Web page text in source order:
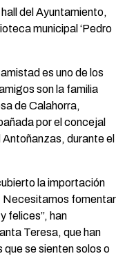
del Ayuntamiento,
municipal ‘Pedro
es uno de los
son la familia
de Calahorra,
por el concejal
durante el
la importación
Necesitamos fomentar
felices”, han
Teresa, que han
que se sienten solos o